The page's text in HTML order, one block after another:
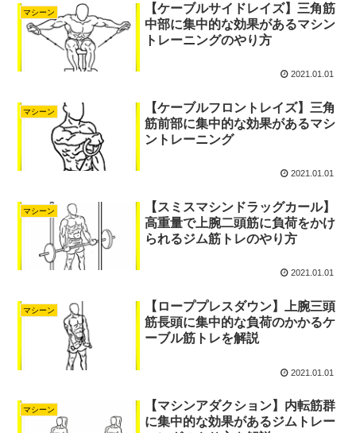
マシーン
【ケーブルサイドレイズ】三角筋
中部に集中的な効果があるマシン
トレーニングのやり方
2021.01.01
マシーン
【ケーブルフロントレイズ】三角
筋前部に集中的な効果があるマシ
ントレーニング
2021.01.01
マシーン
【スミスマシンドラッグカール】
高重量で上腕二頭筋に負荷をかけ
られるジム筋トレのやり方
2021.01.01
マシーン
【ローププレスダウン】上腕三頭
筋長頭に集中的な負荷のかかるケ
ーブル筋トレを解説
2021.01.01
マシーン
【マシンアダクション】内転筋群
に集中的な効果があるジムトレー